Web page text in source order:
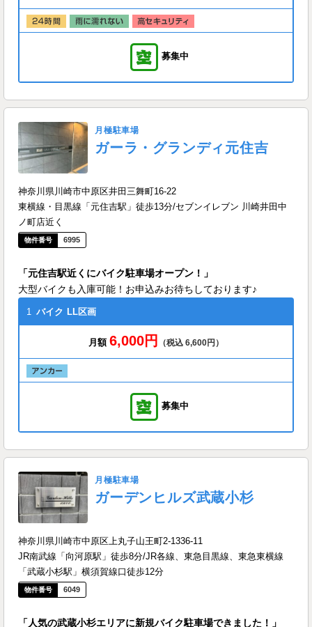
募集中
月極駐車場
ガーラ・グランディ元住吉
神奈川県川崎市中原区井田三舞町16-22
東横線・目黒線「元住吉駅」徒歩13分/セブンイレブン 川崎井田中
ノ町店近く
6995
「元住吉駅近くにバイク駐車場オープン！」
大型バイクも入庫可能！お申込みお待ちしております♪
1 バイク LL区画
月額 6,000円 （税込 6,600円）
募集中
月極駐車場
ガーデンヒルズ武蔵小杉
神奈川県川崎市中原区上丸子山王町2-1336-11
JR南武線「向河原駅」徒歩8分/JR各線、東急目黒線、東急東横線
「武蔵小杉駅」横須賀線口徒歩12分
6049
「人気の武蔵小杉エリアに新規バイク駐車場できました！」